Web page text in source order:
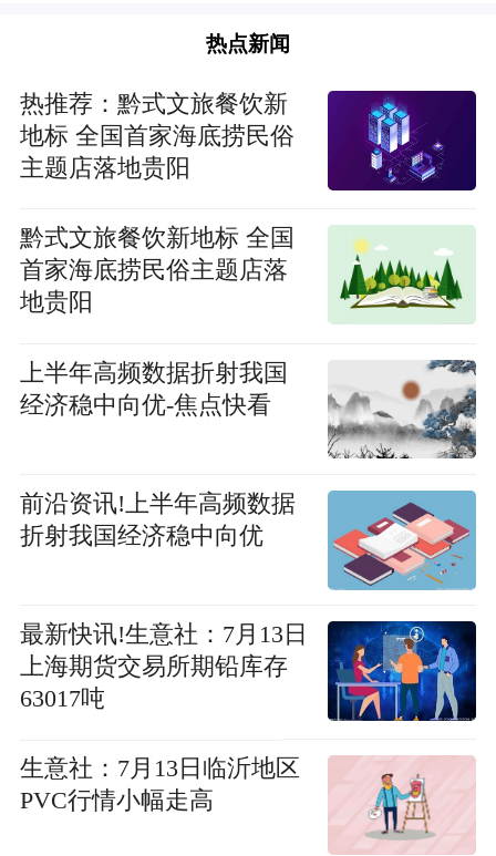
热点新闻
热推荐：黔式文旅餐饮新
地标 全国首家海底捞民俗
主题店落地贵阳
黔式文旅餐饮新地标 全国
首家海底捞民俗主题店落
地贵阳
上半年高频数据折射我国
经济稳中向优-焦点快看
前沿资讯!上半年高频数据
折射我国经济稳中向优
最新快讯!生意社：7月13日
上海期货交易所期铅库存
63017吨
生意社：7月13日临沂地区
PVC行情小幅走高